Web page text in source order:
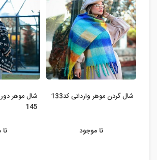
شال گردن موهر وارداتی کد133
نا موجود
شال موهر
145